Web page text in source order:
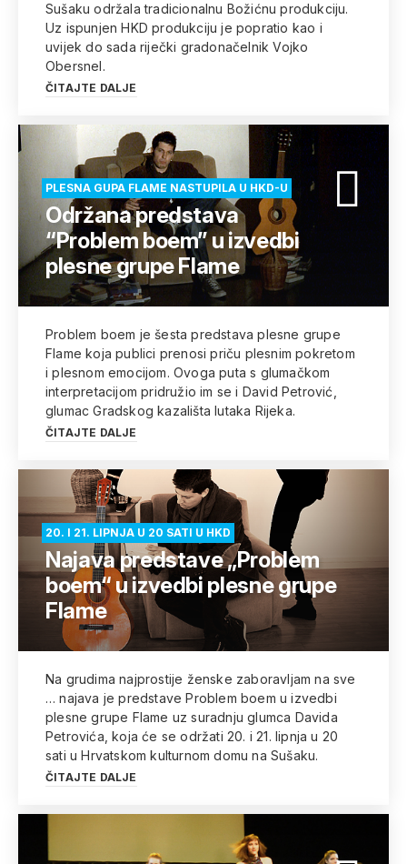
Sušaku održala tradicionalnu Božićnu produkciju.
Uz ispunjen HKD produkciju je popratio kao i
uvijek do sada riječki gradonačelnik Vojko
Obersnel.
ČITAJTE DALJE
PLESNA GUPA FLAME NASTUPILA U HKD-U
Održana predstava
“Problem boem” u izvedbi
plesne grupe Flame
Problem boem je šesta predstava plesne grupe
Flame koja publici prenosi priču plesnim pokretom
i plesnom emocijom. Ovoga puta s glumačkom
interpretacijom pridružio im se i David Petrović,
glumac Gradskog kazališta lutaka Rijeka.
ČITAJTE DALJE
20. I 21. LIPNJA U 20 SATI U HKD
Najava predstave „Problem
boem“ u izvedbi plesne grupe
Flame
Na grudima najprostije ženske zaboravljam na sve
… najava je predstave Problem boem u izvedbi
plesne grupe Flame uz suradnju glumca Davida
Petrovića, koja će se održati 20. i 21. lipnja u 20
sati u Hrvatskom kulturnom domu na Sušaku.
ČITAJTE DALJE